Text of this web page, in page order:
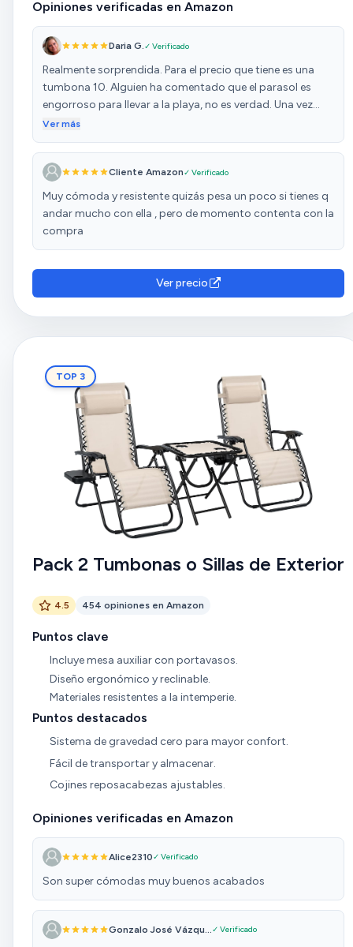
Opiniones verificadas en Amazon
Daria G.✓ Verificado
Realmente sorprendida. Para el precio que tiene es una
tumbona 10. Alguien ha comentado que el parasol es
engorroso para llevar a la playa, no es verdad. Una vez
montado el parasol, se puede plegar facilmente para
Viene con un reposacabezas que se puede ajustar. No se
puede pedir mas. La recomiendo 100%.
Ver más
Cliente Amazon✓ Verificado
Muy cómoda y resistente quizás pesa un poco si tienes q
andar mucho con ella , pero de momento contenta con la
compra
Ver precio
TOP 3
Pack 2 Tumbonas o Sillas de Exterior
4.5 454 opiniones en Amazon
Puntos clave
Incluye mesa auxiliar con portavasos.
Diseño ergonómico y reclinable.
Materiales resistentes a la intemperie.
Puntos destacados
Sistema de gravedad cero para mayor confort.
Fácil de transportar y almacenar.
Cojines reposacabezas ajustables.
Opiniones verificadas en Amazon
Alice2310✓ Verificado
Son super cómodas muy buenos acabados
Gonzalo José Vázqu... ✓ Verificado